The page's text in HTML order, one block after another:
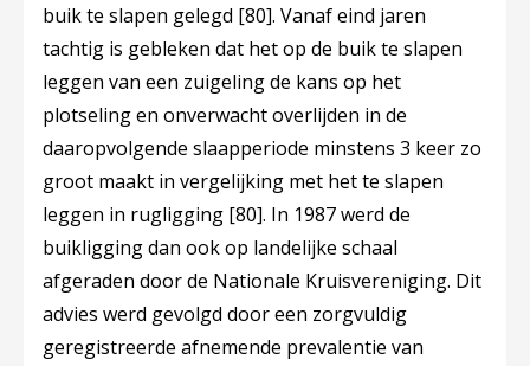
buik te slapen gelegd [80]. Vanaf eind jaren
tachtig is gebleken dat het op de buik te slapen
leggen van een zuigeling de kans op het
plotseling en onverwacht overlijden in de
daaropvolgende slaapperiode minstens 3 keer zo
groot maakt in vergelijking met het te slapen
leggen in rugligging [80]. In 1987 werd de
buikligging dan ook op landelijke schaal
afgeraden door de Nationale Kruisvereniging. Dit
advies werd gevolgd door een zorgvuldig
geregistreerde afnemende prevalentie van